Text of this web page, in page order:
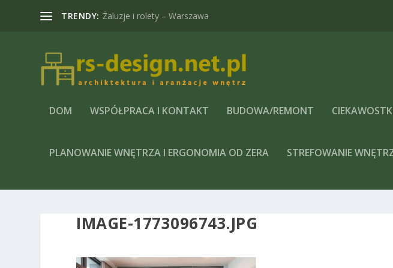
TRENDY: Żaluzje i rolety – Warszawa
DOM WSPÓŁPRACA I KONTAKT BUDOWA/REMONT
PLANOWANIE WNĘTRZA I ERGONOMIA OD ZERA STREFOWANIE
IMAGE-1773096743.JPG